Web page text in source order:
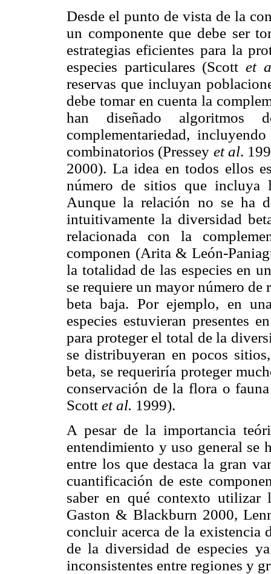
Desde el punto de vista de la
un componente que debe ser
estrategias eficientes para la
especies particulares (Scott et
reservas que incluyan
debe tomar en cuenta la
han diseñado algoritmos
complementariedad,
combinatorios (Pressey et al.
2000). La idea en todos ellos
número de sitios que incluya
Aunque la relación no se ha
intuitivamente la diversidad
relacionada con la
componen (Arita & León-
la totalidad de las especies en
se requiere un mayor número de
beta baja. Por ejemplo, en
especies estuvieran presentes
para proteger el total de la
se distribuyeran en pocos
beta, se requeriría proteger
conservación de la flora o
Scott et al. 1999).
A pesar de la importancia
entendimiento y uso general se
entre los que destaca la gran
cuantificación de este
saber en qué contexto utilizar
Gaston & Blackburn 2000,
concluir acerca de la existencia
de la diversidad de especies
inconsistentes entre regiones y